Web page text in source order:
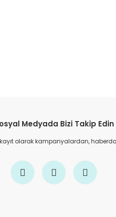
Medyada Bizi Takip Edin
olarak kampanyalardan,